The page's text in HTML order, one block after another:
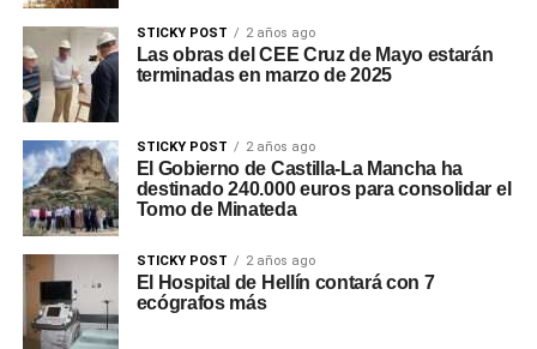
STICKY POST 2 años ago
Las obras del CEE Cruz de Mayo estarán
terminadas en marzo de 2025
STICKY POST 2 años ago
El Gobierno de Castilla-La Mancha ha
destinado 240.000 euros para consolidar el
Tomo de Minateda
STICKY POST 2 años ago
El Hospital de Hellín contará con 7
ecógrafos más